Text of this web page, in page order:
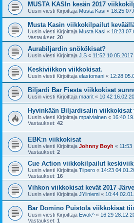
MUSTA KASIn kesän 2017
Uusin viesti Kirjoittaja Musta Kasi « 18:25
Musta Kasin viikkokilpailut
Uusin viesti Kirjoittaja Musta Kasi « 18:23
Vastaukset: 20
Aurabiljardin snökökisat?
Uusin viesti Kirjoittaja J.S « 11:52 10.05.2017
Keskiviikkon viikkokisat.
Uusin viesti Kirjoittaja elastomani « 12:28
Biljardi Bar Fiesta viikkokisat
Uusin viesti Kirjoittaja maarit « 10:42
Hyvinkään Biljardisalin viikkokisat
Uusin viesti Kirjoittaja mpalviainen « 16:40
Vastaukset: 42
EBK:n viikkokisat
Uusin viesti Kirjoittaja Johnny Boyh « 11:53
Vastaukset: 2
Cue Action viikkokilpailut
Uusin viesti Kirjoittaja Tiipero « 14:23
Vastaukset: 16
Vihkon viikkokisat kevät 2017
Uusin viesti Kirjoittaja JYliniemi « 10:44
Bar Domino Puistola viikkokisat
Uusin viesti Kirjoittaja Ewok^ « 16:29
Vastaukset: 1